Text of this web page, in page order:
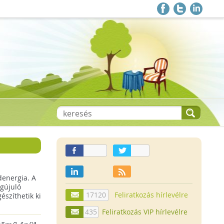
A
ki
17120
Feliratkozás hírlevélre
435
Feliratkozás VIP hírlevélre